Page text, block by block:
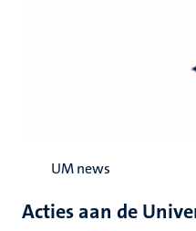
UM news
Acties aan de